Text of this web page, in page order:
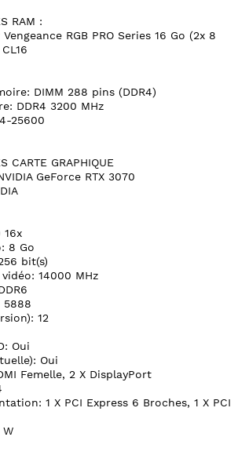
RAM :
RGB PRO Series 16 Go (2x 8
DIMM 288 pins (DDR4)
DDR4 3200 MHz
25600
CARTE GRAPHIQUE
GeForce RTX 3070
16x
8 Go
bit(s)
14000 MHz
5888
12
Oui
Oui
Femelle, 2 X DisplayPort
1 X PCI Express 6 Broches, 1 X PCI